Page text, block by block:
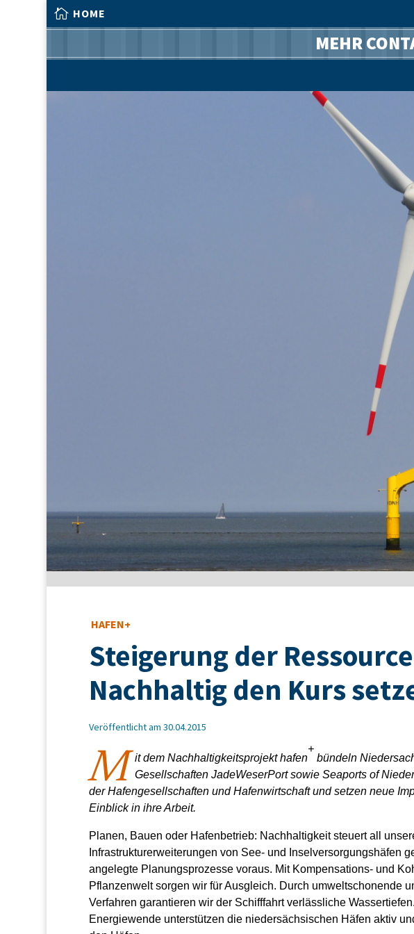
 HOME
MEHR
HAFEN+
Steigerung der
Nachhaltig den Kurs
Veröffentlicht am 30.04.2015
M it dem Nachhaltigkeitsprojekt hafen
+
bündeln
Gesellschaften JadeWeser­Port sowie Seaports of
der Hafengesellschaften und Hafenwirtschaft und setzen neue
Einblick in ihre Arbeit.
Planen, Bauen oder Hafenbetrieb: Nachhaltigkeit steuert all
Infrastrukturerweiterungen von See- und Inselversorgungshäfen
angelegte Planungsprozesse voraus. Mit Kompensations- und
Pflanzenwelt sorgen wir für Ausgleich. Durch umweltschonende
Verfahren garantieren wir der Schifffahrt verlässliche
Energiewende unterstützen die niedersächsischen Häfen aktiv